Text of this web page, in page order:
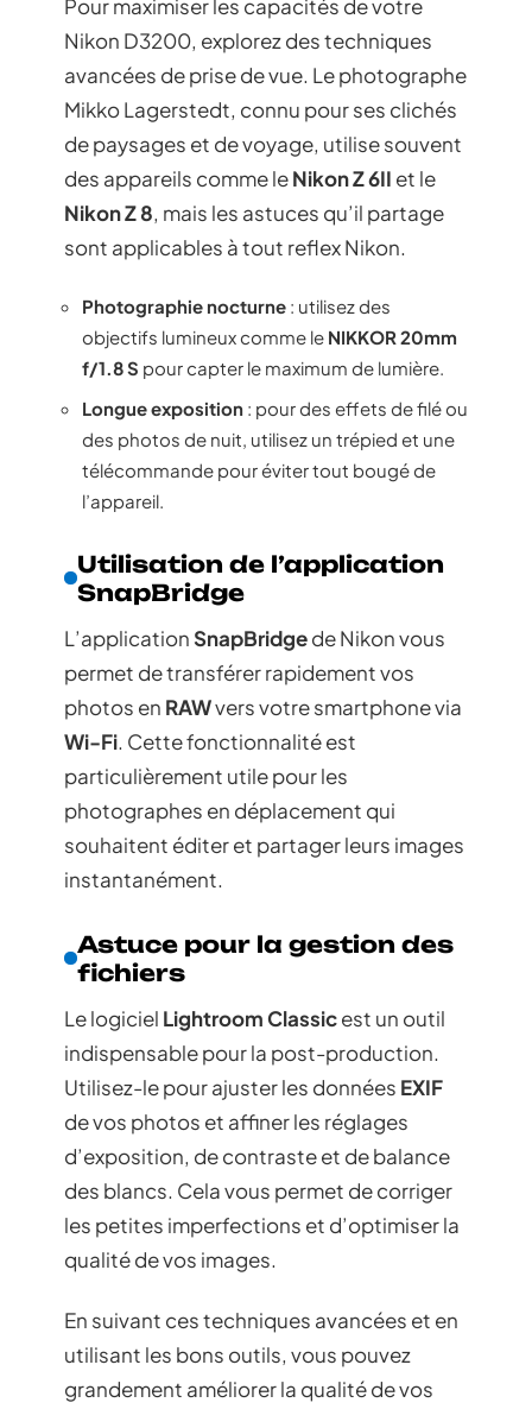
Pour maximiser les capacités de votre
Nikon D3200, explorez des techniques
avancées de prise de vue. Le photographe
Mikko Lagerstedt, connu pour ses clichés
de paysages et de voyage, utilise souvent
des appareils comme leNikon Z 6II et le
Nikon Z 8, mais les astuces qu’il partage
sont applicables à tout reflex Nikon.
Photographie nocturne : utilisez des
objectifs lumineux comme le NIKKOR 20mm
f/1.8 S pour capter le maximum de lumière.
Longue exposition : pour des effets de filé ou
des photos de nuit, utilisez un trépied et une
télécommande pour éviter tout bougé de
l’appareil.
Utilisation de l’application
SnapBridge
L’application SnapBridgede Nikon vous
permet de transférer rapidement vos
photos en RAWvers votre smartphone via
Wi-Fi. Cette fonctionnalité est
particulièrement utile pour les
photographes en déplacement qui
souhaitent éditer et partager leurs images
instantanément.
Astuce pour la gestion des
fichiers
Le logiciel Lightroom Classicest un outil
indispensable pour la post-production.
Utilisez-le pour ajuster les données EXIF
de vos photos et affiner les réglages
d’exposition, de contraste et de balance
des blancs. Cela vous permet de corriger
les petites imperfections et d’optimiser la
qualité de vos images.
En suivant ces techniques avancées et en
utilisant les bons outils, vous pouvez
grandement améliorer la qualité de vos